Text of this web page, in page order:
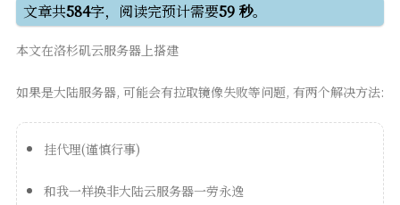
文章共584字，阅读完预计需要59 秒。
本文在洛杉矶云服务器上搭建
如果是大陆服务器, 可能会有拉取镜像失败等问题, 有两个解决方法:
挂代理(谨慎行事)
和我一样换非大陆云服务器一劳永逸